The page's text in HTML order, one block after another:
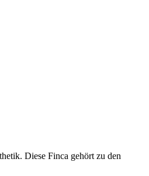
Diese Finca gehört zu den